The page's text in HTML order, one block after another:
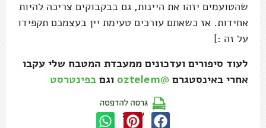
שהטועמים יזהו את היינות, גם בבקבוקים צריכה להיות
אחידות. אז כשאתם עורכים טעימת יין בעצמכם תקפידו
על זה :]
לעוד סיפורים ועדכונים ממעבדת המטבח שלי עקבו
אחרי באינסטגרם @oztelem וגם בפינטרסט
שתפו: